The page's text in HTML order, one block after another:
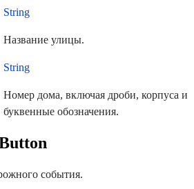
String
Название улицы.
String
Номер дома, включая дроби, корпуса и
буквенные обозначения.
события.